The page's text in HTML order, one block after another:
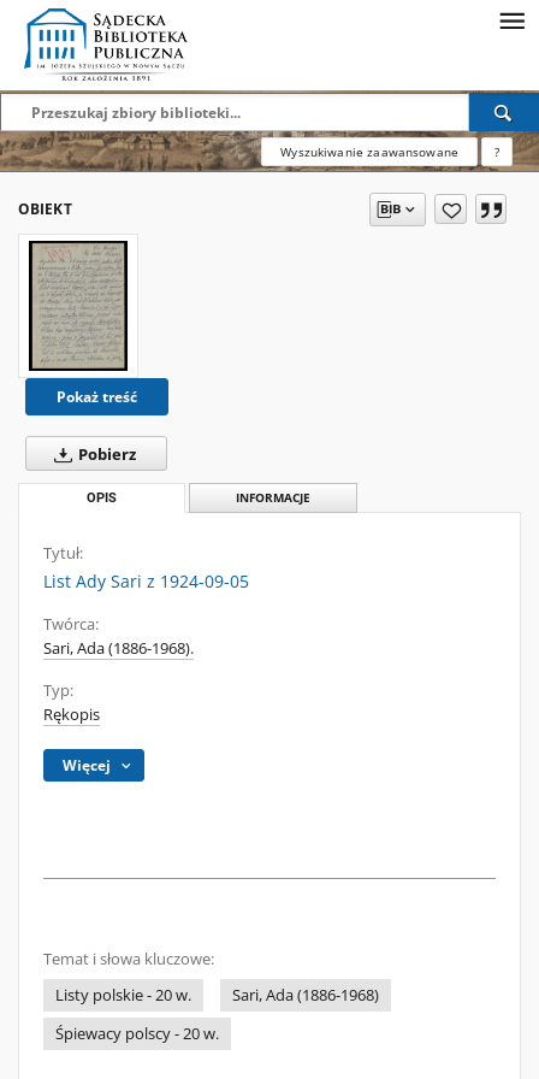
Wyszukiwanie zaawansowane ?
OBIEKT
Pokaż treść
Pobierz
OPIS INFORMACJE
Tytuł:
List Ady Sari z 1924-09-05
Twórca:
Sari, Ada (1886-1968).
Typ:
Rękopis
Więcej
Temat i słowa kluczowe:
Listy polskie - 20 w.
Sari, Ada (1886-1968)
Śpiewacy polscy - 20 w.